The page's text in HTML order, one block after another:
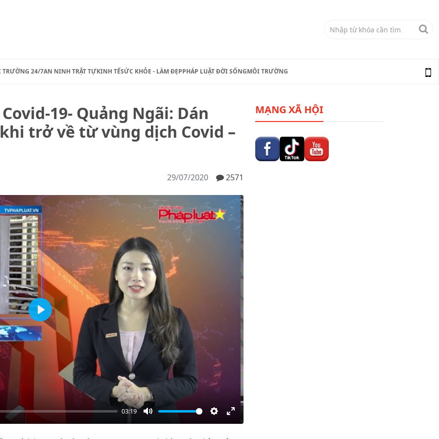
TRƯỜNG 24/7AN NINH TRẬT TỰKINH TẾSỨC KHỎE - LÀM ĐẸPPHÁP LUẬT ĐỜI SỐNGMÔI TRƯỜNG
19- Quảng Ngãi: Dán
trở về từ vùng dịch Covid –
29/07/2020 2571
03:19
Settings
Enter
Play
MẠNG XÃ HỘI